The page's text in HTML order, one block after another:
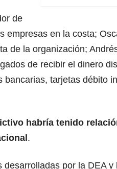
de
empresas en la costa;
de la organización;
de recibir el dinero
tarjetas débito
habría tenido
.
por la DEA y